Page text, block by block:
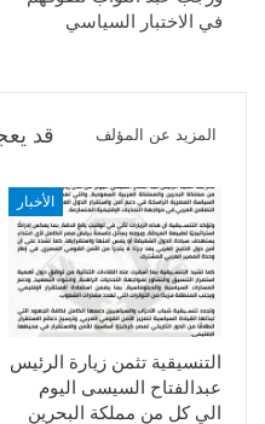
في الاختبار السياسي
قد المزيد عن المؤلف
الأخبار
التنسيقية تثمن زيارة الرئيس
عبدالفتاح السيسى اليوم
الي كل من مملكة البحرين